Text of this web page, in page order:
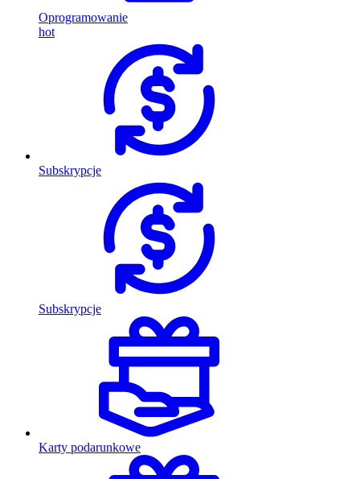
Oprogramowanie
hot
Subskrypcje
Subskrypcje
Karty podarunkowe